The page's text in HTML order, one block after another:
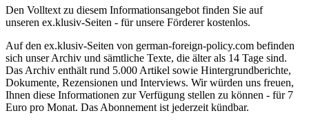
Den Volltext zu diesem Informationsangebot finden Sie auf
unseren ex.klusiv-Seiten - für unsere Förderer kostenlos.
Auf den ex.klusiv-Seiten von german-foreign-policy.com befinden
sich unser Archiv und sämtliche Texte, die älter als 14 Tage sind.
Das Archiv enthält rund 5.000 Artikel sowie Hintergrundberichte,
Dokumente, Rezensionen und Interviews. Wir würden uns freuen,
Ihnen diese Informationen zur Verfügung stellen zu können - für 7
Euro pro Monat. Das Abonnement ist jederzeit kündbar.